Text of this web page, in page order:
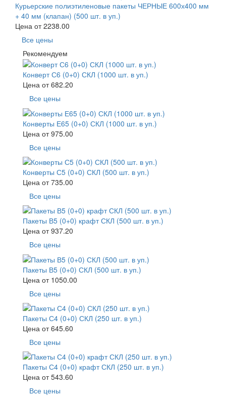
Курьерские полиэтиленовые пакеты ЧЕРНЫЕ 600х400 мм
+ 40 мм (клапан) (500 шт. в уп.)
Цена от2238.00
Все цены
Рекомендуем
Конверт С6 (0+0) СКЛ (1000 шт. в уп.)
Цена от682.20
Все цены
Конверты Е65 (0+0) СКЛ (1000 шт. в уп.)
Цена от975.00
Все цены
Конверты С5 (0+0) СКЛ (500 шт. в уп.)
Цена от735.00
Все цены
Пакеты В5 (0+0) крафт СКЛ (500 шт. в уп.)
Цена от937.20
Все цены
Пакеты В5 (0+0) СКЛ (500 шт. в уп.)
Цена от 1050.00
Все цены
Пакеты С4 (0+0) СКЛ (250 шт. в уп.)
Цена от645.60
Все цены
Пакеты С4 (0+0) крафт СКЛ (250 шт. в уп.)
Цена от543.60
Все цены